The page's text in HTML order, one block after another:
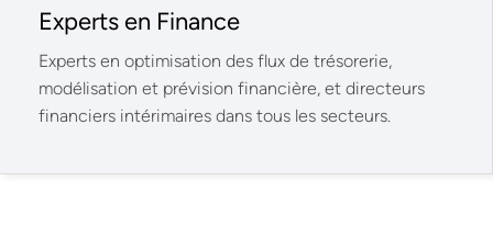
Experts en Finance
Experts en optimisation des flux de trésorerie,
modélisation et prévision financière, et directeurs
financiers intérimaires dans tous les secteurs.